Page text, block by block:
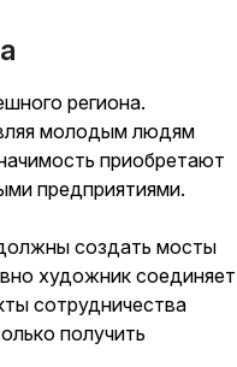
региона.
молодым людям
приобретают
предприятиями.
создать мосты
художник соединяет
сотрудничества
получить